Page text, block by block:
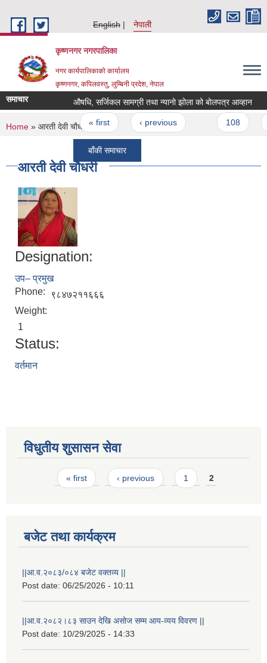
English
नेपाली
कृष्णनगर नगरपालिका
नगर कार्यपालिकाको कार्यालय
कृष्णनगर, कपिलवस्तु, लुम्बिनी प्रदेश, नेपाल
समाचार औषधि, सर्जिकल सामग्री तथा न्यानो झोला को बोलपत्र आव्हान
Pages
« first ‹ previous 108
बाँकी समाचार
You are here
Home » आरती देवी चौधरी
आरती देवी चौधरी
Designation:
उप– प्रमुख
Phone:
९८४७२११६६६
Weight:
1
Status:
वर्तमान
विधुतीय शुसासन सेवा
Pages« first ‹ previous 1 2
बजेट तथा कार्यक्रम
||आ.व.२०८३/०८४ बजेट वक्तव्य ||
Post date: 06/25/2026 - 10:11
||आ.व.२०८२।८३ साउन देखि असोज सम्म आय-व्यय विवरण ||
Post date: 10/29/2025 - 14:33